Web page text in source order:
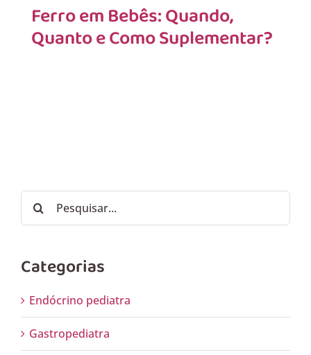
Ferro em Bebês: Quando,
Quanto e Como Suplementar?
Buscar
resultados
Categorias
Endócrino pediatra
Gastropediatra